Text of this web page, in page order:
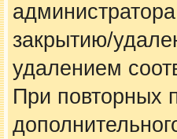
закрытию/
удалением
При повторных